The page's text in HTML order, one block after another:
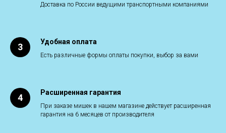
Доставка по России ведущими транспортными компаниями
Удобная оплата
Есть различные формы оплаты покупки, выбор за вами
Расширенная гарантия
При заказе мишек в нашем магазине действует расширенная
гарантия на 6 месяцев от производителя